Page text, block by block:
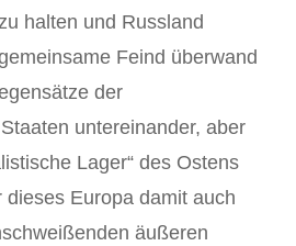
halten und Russland
Feind überwand
der
untereinander, aber
Lager“ des Ostens
Europa damit auch
äußeren